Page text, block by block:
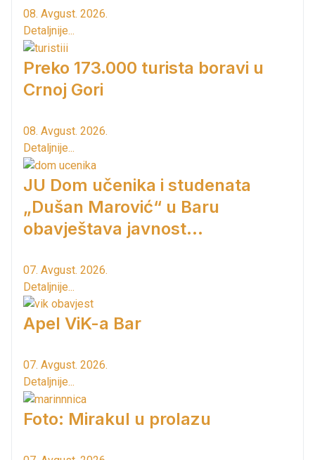
08. Avgust. 2026.
Detaljnije...
Preko 173.000 turista boravi u
Crnoj Gori
08. Avgust. 2026.
Detaljnije...
JU Dom učenika i studenata
„Dušan Marović“ u Baru
obavještava javnost...
07. Avgust. 2026.
Detaljnije...
Apel ViK-a Bar
07. Avgust. 2026.
Detaljnije...
Foto: Mirakul u prolazu